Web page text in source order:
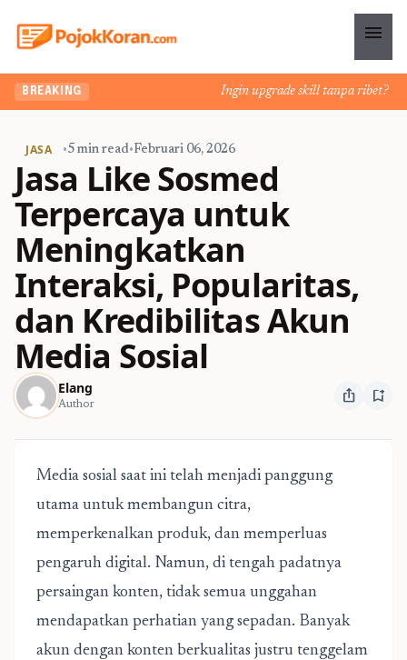
menu
BREAKING Ingin upgrade skill tanpa ribet?
JASA •5 min read•Februari 06, 2026
Jasa Like Sosmed
Terpercaya untuk
Meningkatkan
Interaksi, Popularitas,
dan Kredibilitas Akun
Media Sosial
Elang
Author ios_share bookmark_add
Media sosial saat ini telah menjadi panggung
utama untuk membangun citra,
memperkenalkan produk, dan memperluas
pengaruh digital. Namun, di tengah padatnya
persaingan konten, tidak semua unggahan
mendapatkan perhatian yang sepadan. Banyak
akun dengan konten berkualitas justru tenggelam